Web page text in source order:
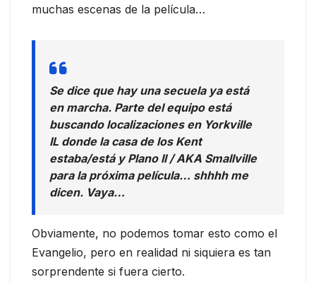
muchas escenas de la película…
Se dice que hay una secuela ya está
en marcha. Parte del equipo está
buscando localizaciones en Yorkville
IL donde la casa de los Kent
estaba/está y Plano Il / AKA Smallville
para la próxima película… shhhh me
dicen. Vaya…
Obviamente, no podemos tomar esto como el
Evangelio, pero en realidad ni siquiera es tan
sorprendente si fuera cierto.